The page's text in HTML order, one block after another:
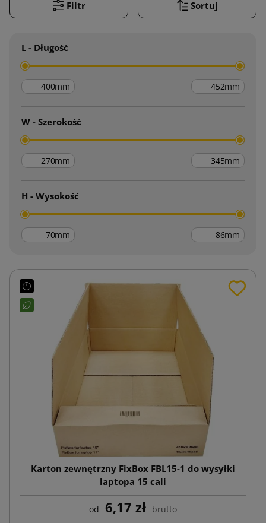
Filtr Sortuj
L - Długość
mm mm
W - Szerokość
mm mm
H - Wysokość
mm mm
Karton zewnętrzny FixBox FBL15-1 do wysyłki
laptopa 15 cali
od 6,17 zł brutto